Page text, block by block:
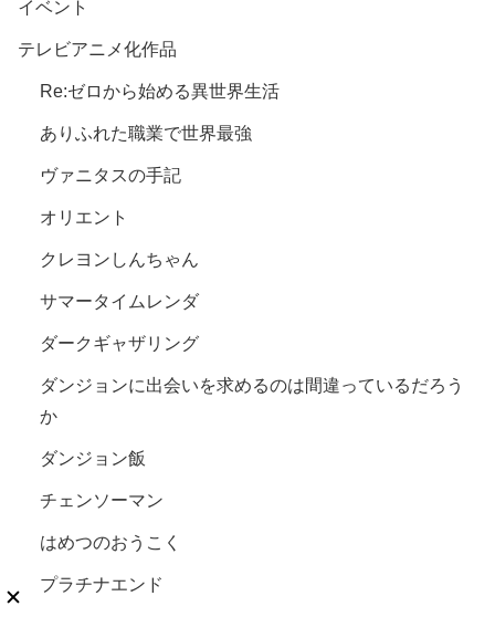
イベント
テレビアニメ化作品
Re:ゼロから始める異世界生活
ありふれた職業で世界最強
ヴァニタスの手記
オリエント
クレヨンしんちゃん
サマータイムレンダ
ダークギャザリング
ダンジョンに出会いを求めるのは間違っているだろう
か
ダンジョン飯
チェンソーマン
はめつのおうこく
プラチナエンド